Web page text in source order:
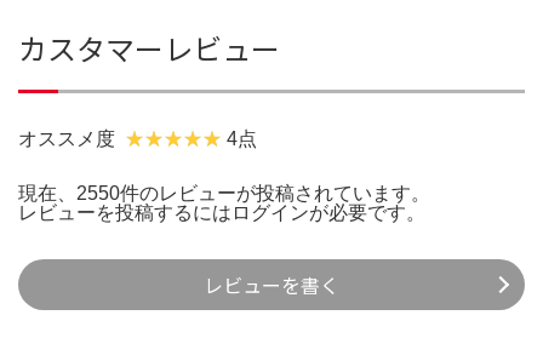
カスタマーレビュー
オススメ度 4点
現在、2550件のレビューが投稿されています。
レビューを投稿するには ログインが必要です。
レビューを書く